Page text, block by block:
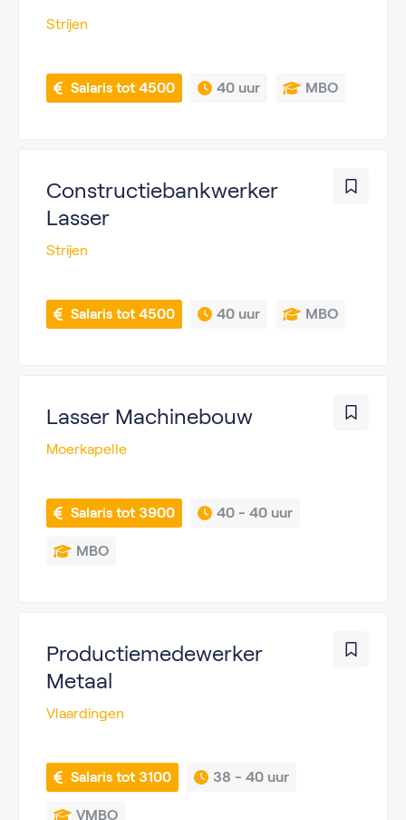
Strijen
Salaris tot 4500 40 uur MBO
Constructiebankwerker
Lasser
Strijen
Salaris tot 4500 40 uur MBO
Lasser Machinebouw
Moerkapelle
Salaris tot 3900 40 - 40 uur
MBO
Productiemedewerker
Metaal
Vlaardingen
Salaris tot 3100 38 - 40 uur
VMBO